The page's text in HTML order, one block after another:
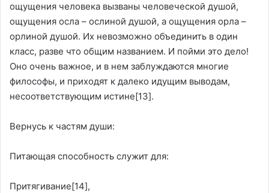
ощущения человека вызваны человеческой душой,
ощущения осла – ослиной душой, а ощущения орла –
орлиной душой. Их невозможно объединить в один
класс, разве что общим названием. И пойми это дело!
Оно очень важное, и в нем заблуждаются многие
философы, и приходят к далеко идущим выводам,
несоответствующим истине[13].
Вернусь к частям души:
Питающая способность служит для:
Притягивание[14],